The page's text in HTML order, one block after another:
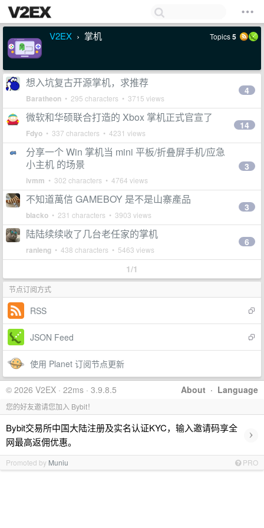
V2EX › 掌机 Topics5
想入坑复古开源掌机，求推荐
Baratheon • 295 characters • 3715 views
4
微软和华硕联合打造的 Xbox 掌机正式官宣了
Fdyo • 337 characters • 4231 views
14
分享一个 Win 掌机当 mini 平板/折叠屏手机/应急
小主机 的场景
ivmm • 302 characters • 4764 views
3
不知道萬信 GAMEBOY 是不是山寨產品
blacko • 231 characters • 3903 views
3
陆陆续续收了几台老任家的掌机
ranleng • 438 characters • 5463 views
6
1/1
节点订阅方式
RSS
JSON Feed
使用 Planet 订阅节点更新
About · Language
© 2026 V2EX · 22ms · 3.9.8.5
您的好友邀请您加入 Bybit！
Bybit交易所中国大陆注册及实名认证KYC，输入邀请码享全
网最高返佣优惠。
›
Promoted by Muniu PRO